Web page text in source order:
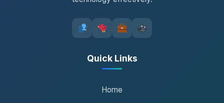
Quick Links
Home